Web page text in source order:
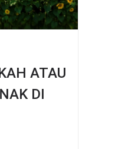
ATAU
DI